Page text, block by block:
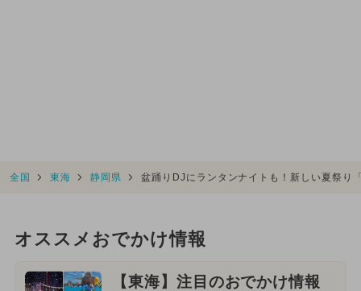
全国 東海 静岡県 盆踊りDJにランタンナイトも！新しい夏祭り
オススメおでかけ情報
【東海】注目のおでかけ情報